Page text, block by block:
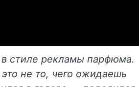
стиле рекламы парфюма.
не то, чего ожидаешь